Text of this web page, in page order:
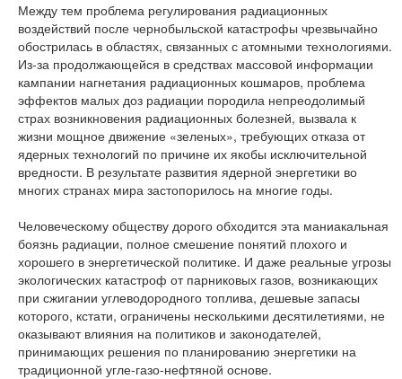
Между тем проблема регулирования радиационных
воздействий после чернобыльской катастрофы чрезвычайно
обострилась в областях, связанных с атомными технологиями.
Из-за продолжающейся в средствах массовой информации
кампании нагнетания радиационных кошмаров, проблема
эффектов малых доз радиации породила непреодолимый
страх возникновения радиационных болезней, вызвала к
жизни мощное движение «зеленых», требующих отказа от
ядерных технологий по причине их якобы исключительной
вредности. В результате развития ядерной энергетики во
многих странах мира застопорилось на многие годы.
Человеческому обществу дорого обходится эта маниакальная
боязнь радиации, полное смешение понятий плохого и
хорошего в энергетической политике. И даже реальные угрозы
экологических катастроф от парниковых газов, возникающих
при сжигании углеводородного топлива, дешевые запасы
которого, кстати, ограничены несколькими десятилетиями, не
оказывают влияния на политиков и законодателей,
принимающих решения по планированию энергетики на
традиционной угле-газо-нефтяной основе.